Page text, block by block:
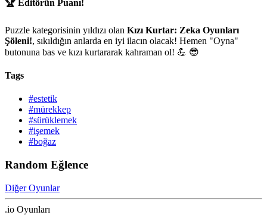
🏆 Editörün Puanı!
Puzzle kategorisinin yıldızı olan Kızı Kurtar: Zeka Oyunları
Şöleni!, sıkıldığın anlarda en iyi ilacın olacak! Hemen "Oyna"
butonuna bas ve kızı kurtararak kahraman ol! 💪 😎
Tags
#estetik
#mürekkep
#sürüklemek
#işemek
#boğaz
Random Eğlence
Diğer Oyunlar
.io Oyunları